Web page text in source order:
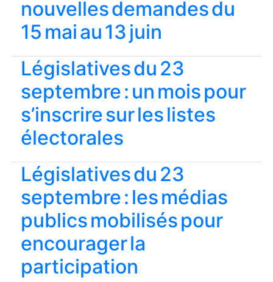
nouvelles demandes du
15 mai au 13 juin
Législatives du 23
septembre : un mois pour
s’inscrire sur les listes
électorales
Législatives du 23
septembre : les médias
publics mobilisés pour
encourager la
participation